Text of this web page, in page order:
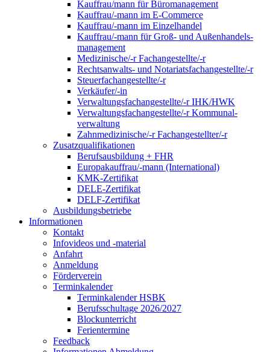
Kauffrau/mann für Büromanagement
Kauffrau/-mann im E-Commerce
Kauffrau/-mann im Einzelhandel
Kauffrau/-mann für Groß- und Außen­handels­
manage­ment
Medizinische/-r Fachangestellte/-r
Rechtsanwalts- und Notariatsfachangestellte/-r
Steuerfachangestellte/-r
Verkäufer/-in
Verwaltungs­fach­angestellte/-r IHK/HWK
Verwaltungsfach­angestellte/-r Kommunal­
verwaltung
Zahnmedizinische/-r Fachangestellter/-r
Zusatzqualifikationen
Berufsausbildung + FHR
Europakauffrau/-mann (International)
KMK-Zertifikat
DELE-Zertifikat
DELF-Zertifikat
Ausbildungsbetriebe
Informationen
Kontakt
Infovideos und -material
Anfahrt
Anmeldung
Förderverein
Terminkalender
Terminkalender HSBK
Berufsschultage 2026/2027
Blockunterricht
Ferientermine
Feedback